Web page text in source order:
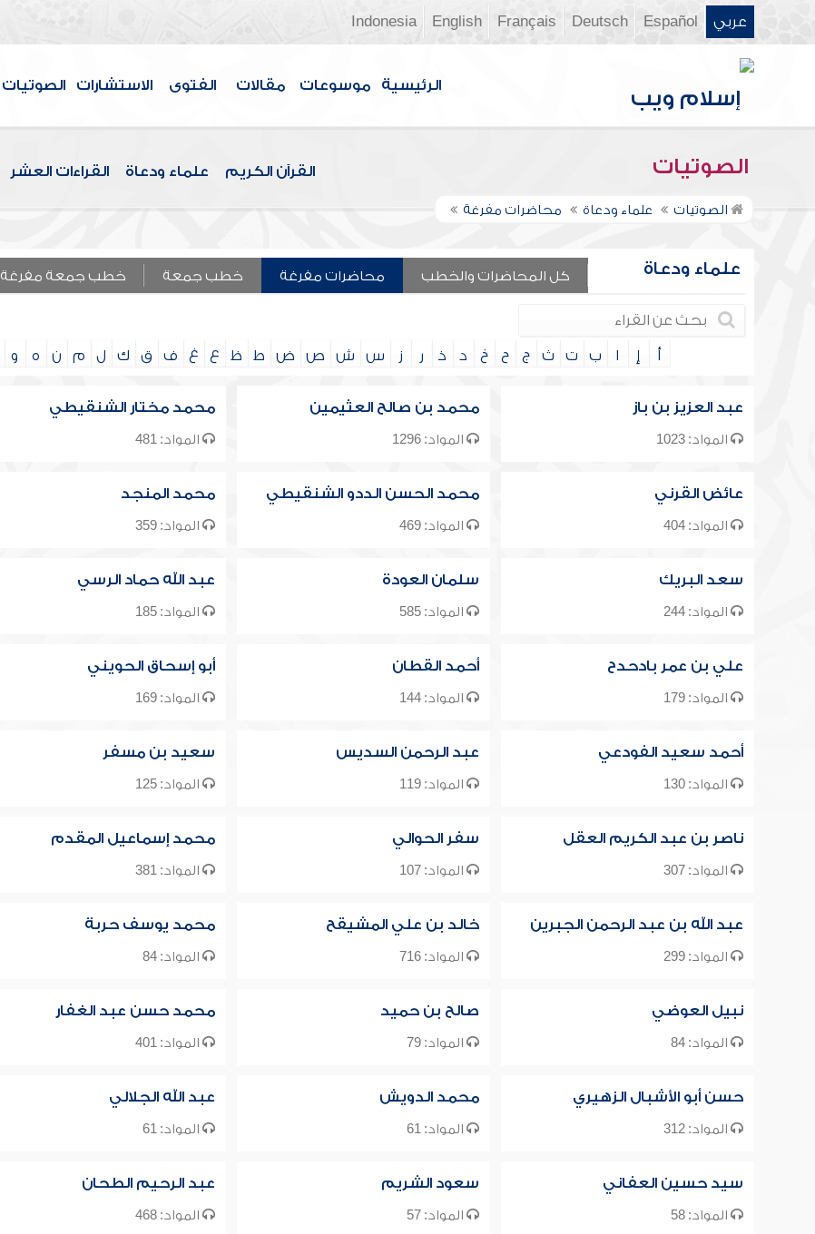
عربي Español
Deutsch
Français
English
Indonesia
الرئيسية موسوعات مقالات الفتوى الاستشارات الصوتيات
الصوتيات القرآن الكريم علماء ودعاة القراءات العشر
الصوتيات علماء ودعاة محاضرات مفرغة
علماء ودعاة كل المحاضرات والخطب محاضرات مفرغة خطب جمعة خطب جمعة مفرغة
أ إ ا ب ت ث ج ح خ د ذ ر ز س ش ص ض ط ظ ع غ ف ق ك ل م ن ه و
عبد العزيز بن باز
المواد: 1023
محمد بن صالح العثيمين
المواد: 1296
محمد مختار الشنقيطي
المواد: 481
عائض القرني
المواد: 404
محمد الحسن الددو الشنقيطي
المواد: 469
محمد المنجد
المواد: 359
سعد البريك
المواد: 244
سلمان العودة
المواد: 585
عبد الله حماد الرسي
المواد: 185
علي بن عمر بادحدح
المواد: 179
أحمد القطان
المواد: 144
أبو إسحاق الحويني
المواد: 169
أحمد سعيد الفودعي
المواد: 130
عبد الرحمن السديس
المواد: 119
سعيد بن مسفر
المواد: 125
ناصر بن عبد الكريم العقل
المواد: 307
سفر الحوالي
المواد: 107
محمد إسماعيل المقدم
المواد: 381
عبد الله بن عبد الرحمن الجبرين
المواد: 299
خالد بن علي المشيقح
المواد: 716
محمد يوسف حربة
المواد: 84
نبيل العوضي
المواد: 84
صالح بن حميد
المواد: 79
محمد حسن عبد الغفار
المواد: 401
حسن أبو الأشبال الزهيري
المواد: 312
محمد الدويش
المواد: 61
عبد الله الجلالي
المواد: 61
سيد حسين العفاني
المواد: 58
سعود الشريم
المواد: 57
عبد الرحيم الطحان
المواد: 468